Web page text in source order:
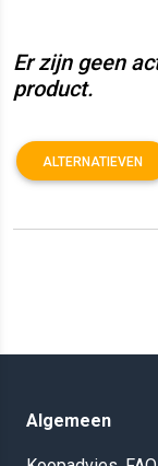
Er zijn geen
product.
ALTERNATIEVEN
Algemeen